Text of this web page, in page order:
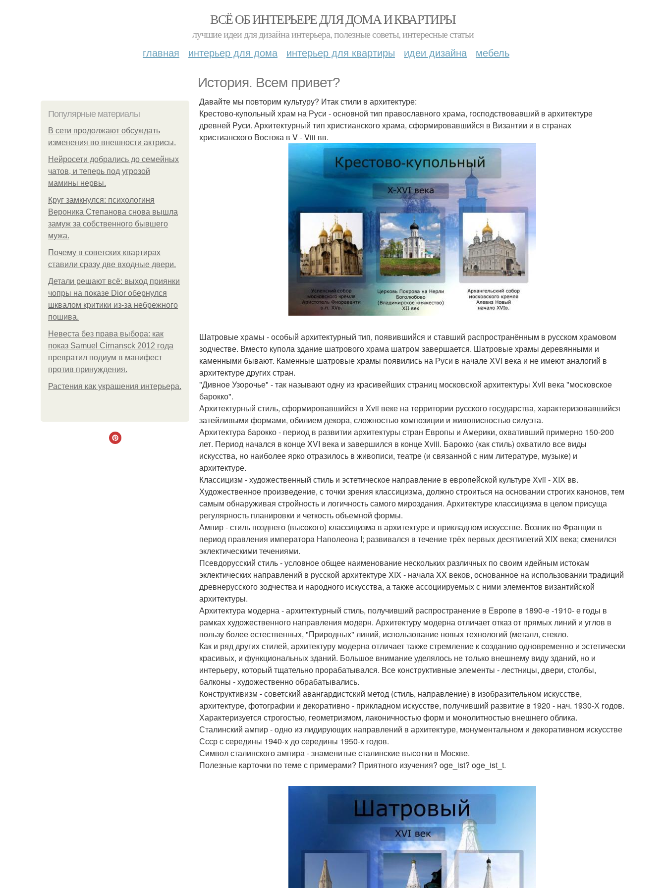
ВСЁ ОБ ИНТЕРЬЕРЕ ДЛЯ ДОМА И КВАРТИРЫ
лучшие идеи для дизайна интерьера, полезные советы, интересные статьи
главная интерьер для дома интерьер для квартиры идеи дизайна мебель
История. Всем привет?
Популярные материалы
В сети продолжают обсуждать
изменения во внешности актрисы.
Нейросети добрались до семейных
чатов, и теперь под угрозой
мамины нервы.
Круг замкнулся: психологиня
Вероника Степанова снова вышла
замуж за собственного бывшего
мужа.
Почему в советских квартирах
ставили сразу две входные двери.
Детали решают всё: выход приянки
чопры на показе Dior обернулся
шквалом критики из-за небрежного
пошива.
Невеста без права выбора: как
показ Samuel Cirnansck 2012 года
превратил подиум в манифест
против принуждения.
Растения как украшения интерьера.
Давайте мы повторим культуру? Итак стили в архитектуре:
Крестово-купольный храм на Руси - основной тип православного храма, господствовавший в архитектуре
древней Руси. Архитектурный тип христианского храма, сформировавшийся в Византии и в странах
христианского Востока в V - Viii вв.
Шатровые храмы - особый архитектурный тип, появившийся и ставший распространённым в русском храмовом
зодчестве. Вместо купола здание шатрового храма шатром завершается. Шатровые храмы деревянными и
каменными бывают. Каменные шатровые храмы появились на Руси в начале XVI века и не имеют аналогий в
архитектуре других стран.
"Дивное Узорочье" - так называют одну из красивейших страниц московской архитектуры Xvii века "московское
барокко".
Архитектурный стиль, сформировавшийся в Xvii веке на территории русского государства, характеризовавшийся
затейливыми формами, обилием декора, сложностью композиции и живописностью силуэта.
Архитектура барокко - период в развитии архитектуры стран Европы и Америки, охвативший примерно 150-200
лет. Период начался в конце XVI века и завершился в конце Xviii. Барокко (как стиль) охватило все виды
искусства, но наиболее ярко отразилось в живописи, театре (и связанной с ним литературе, музыке) и
архитектуре.
Классицизм - художественный стиль и эстетическое направление в европейской культуре Xvii - XIX вв.
Художественное произведение, с точки зрения классицизма, должно строиться на основании строгих канонов, тем
самым обнаруживая стройность и логичность самого мироздания. Архитектуре классицизма в целом присуща
регулярность планировки и четкость объемной формы.
Ампир - стиль позднего (высокого) классицизма в архитектуре и прикладном искусстве. Возник во Франции в
период правления императора Наполеона I; развивался в течение трёх первых десятилетий XIX века; сменился
эклектическими течениями.
Псевдорусский стиль - условное общее наименование нескольких различных по своим идейным истокам
эклектических направлений в русской архитектуре XIX - начала XX веков, основанное на использовании традиций
древнерусского зодчества и народного искусства, а также ассоциируемых с ними элементов византийской
архитектуры.
Архитектура модерна - архитектурный стиль, получивший распространение в Европе в 1890-е -1910- е годы в
рамках художественного направления модерн. Архитектуру модерна отличает отказ от прямых линий и углов в
пользу более естественных, "Природных" линий, использование новых технологий (металл, стекло.
Как и ряд других стилей, архитектуру модерна отличает также стремление к созданию одновременно и эстетически
красивых, и функциональных зданий. Большое внимание уделялось не только внешнему виду зданий, но и
интерьеру, который тщательно прорабатывался. Все конструктивные элементы - лестницы, двери, столбы,
балконы - художественно обрабатывались.
Конструктивизм - советский авангардистский метод (стиль, направление) в изобразительном искусстве,
архитектуре, фотографии и декоративно - прикладном искусстве, получивший развитие в 1920 - нач. 1930-Х годов.
Характеризуется строгостью, геометризмом, лаконичностью форм и монолитностью внешнего облика.
Сталинский ампир - одно из лидирующих направлений в архитектуре, монументальном и декоративном искусстве
Ссср с середины 1940-х до середины 1950-х годов.
Символ сталинского ампира - знаменитые сталинские высотки в Москве.
Полезные карточки по теме с примерами? Приятного изучения? oge_ist? oge_ist_t.